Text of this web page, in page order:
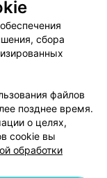
договор
оплаты
сбора
файлов
позднее время.
о целях,
cookie вы
обработки